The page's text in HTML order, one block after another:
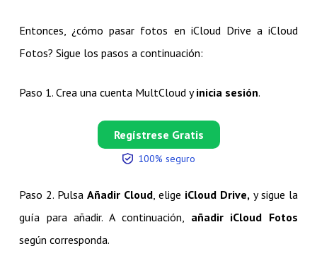
Entonces, ¿cómo pasar fotos en iCloud Drive a iCloud
Fotos? Sigue los pasos a continuación:
Paso 1. Crea una cuenta MultCloud yinicia sesión.
Regístrese Gratis
100% seguro
Paso 2. Pulsa Añadir Cloud, elige iCloud Drive, y sigue la
guía para añadir. A continuación, añadir iCloud Fotos
según corresponda.